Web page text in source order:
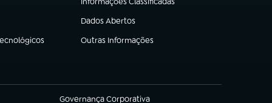
(abre em nova aba)
Dados Abertos
(abre em nova aba)
Outras Informações
(abre em nova aba)
Governança Corporativa